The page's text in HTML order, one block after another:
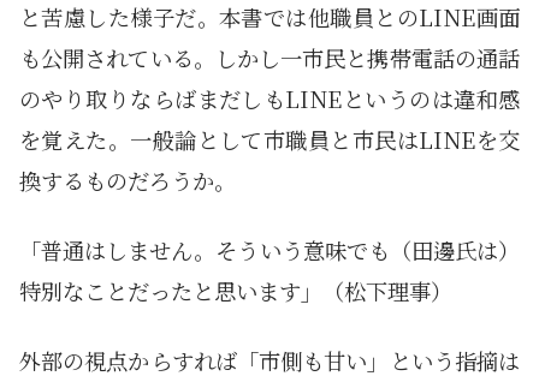
と苦慮した様子だ。本書では他職員とのLINE画面
も公開されている。しかし一市民と携帯電話の通話
のやり取りならばまだしもLINEというのは違和感
を覚えた。一般論として市職員と市民はLINEを交
換するものだろうか。
「普通はしません。そういう意味でも（田邊氏は）
特別なことだったと思います」（松下理事）
外部の視点からすれば「市側も甘い」という指摘は